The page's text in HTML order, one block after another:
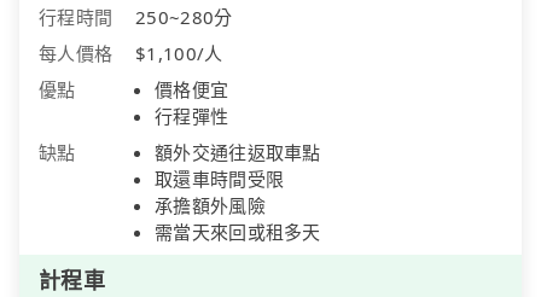
行程時間
250~280分
每人價格
$1,100/人
優點
價格便宜
行程彈性
缺點
額外交通往返取車點
取還車時間受限
承擔額外風險
需當天來回或租多天
計程車